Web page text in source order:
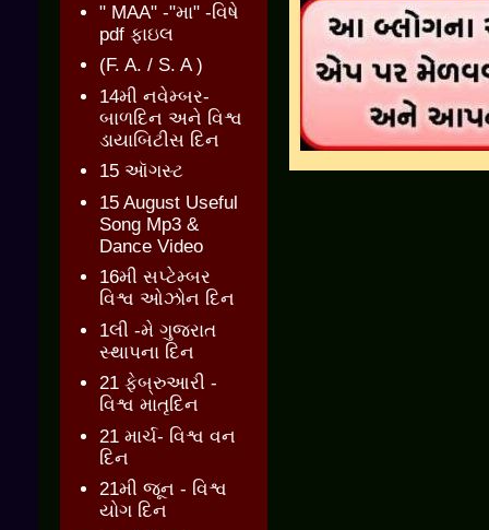
" MAA" -"મા" -વિષે
pdf ફાઇલ
(F. A. / S. A )
14મી નવેમ્બર-
બાળદિન અને વિશ્વ
ડાયાબિટીસ દિન
15 ઑગસ્ટ
15 August Useful
Song Mp3 &
Dance Video
16મી સપ્ટેમ્બર
વિશ્વ ઓઝોન દિન
1લી -મે ગુજરાત
સ્થાપના દિન
21 ફેબ્રુઆરી -
વિશ્વ માતૃદિન
21 માર્ચ- વિશ્વ વન
દિન
21મી જૂન - વિશ્વ
યોગ દિન